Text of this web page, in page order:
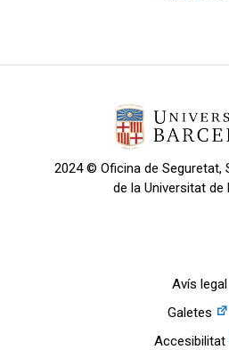
2024 © Oficina de Seguretat,
de la Universitat de
Avís legal
Galetes
Accesibilitat